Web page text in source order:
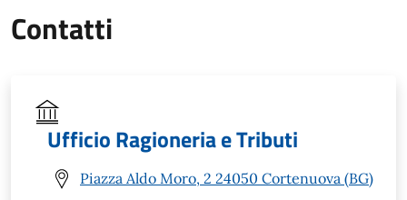
Contatti
Ufficio Ragioneria e Tributi
Piazza Aldo Moro, 2 24050 Cortenuova (BG)